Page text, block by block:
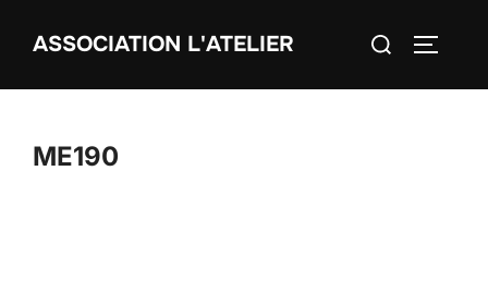
ASSOCIATION L'ATELIER Rechercher :
ME190